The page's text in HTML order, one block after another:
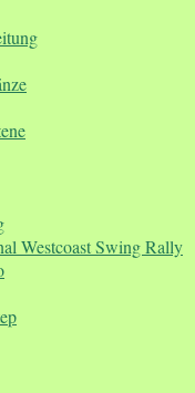
Westcoast Swing Rally